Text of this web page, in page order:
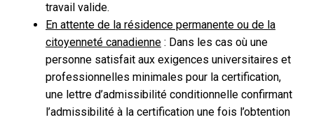
travail valide.
En attente de la résidence permanente ou de la
citoyenneté canadienne : Dans les cas où une
personne satisfait aux exigences universitaires et
professionnelles minimales pour la certification,
une lettre d’admissibilité conditionnelle confirmant
l’admissibilité à la certification une fois l’obtention